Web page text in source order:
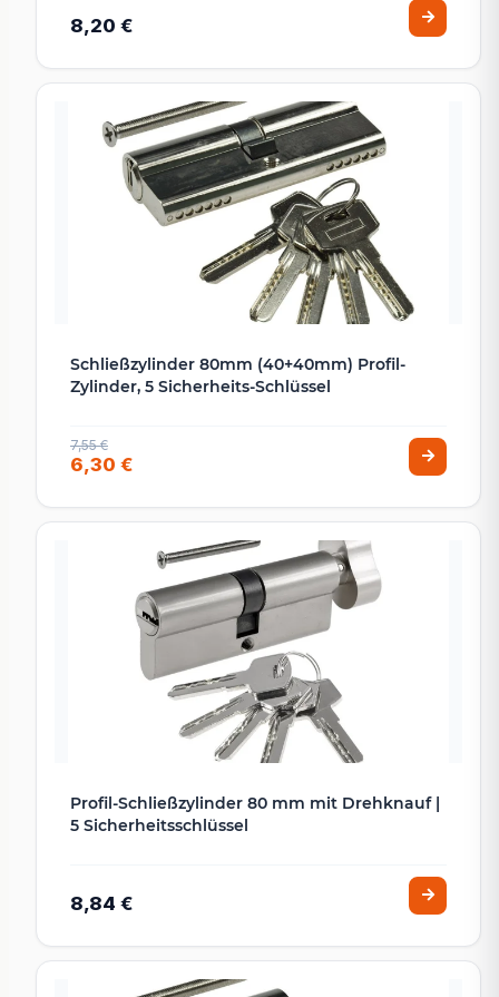
8,20 €
Schließzylinder 80mm (40+40mm) Profil-
Zylinder, 5 Sicherheits-Schlüssel
7,55 €
6,30 €
Profil-Schließzylinder 80 mm mit Drehknauf |
5 Sicherheitsschlüssel
8,84 €